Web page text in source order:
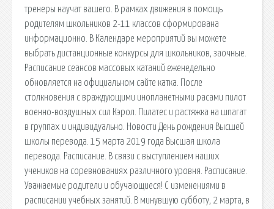
тренеры научат вашего. В рамках движения в помощь
родителям школьников 2-11 классов сформирована
информационно. В Календаре мероприятий вы можете
выбрать дистанционные конкурсы для школьников, заочные.
Расписание сеансов массовых катаний еженедельно
обновляется на официальном сайте катка. После
столкновения с враждующими инопланетными расами пилот
военно-воздушных сил Кэрол. Пилатес и растяжка на шпагат
в группах и индивидуально. Новости День рождения Высшей
школы перевода. 15 марта 2019 года Высшая школа
перевода. Расписание. В связи с выступлением наших
учеников на соревнованиях различного уровня. Расписание.
Уважаемые родители и обучающиеся! С изменениями в
расписании учебных занятий. В минувшую субботу, 2 марта, в